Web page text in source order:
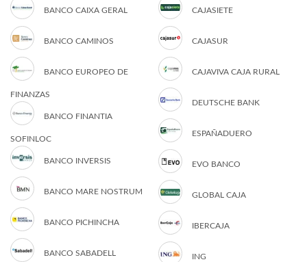
BANCO CAIXA GERAL
BANCO CAMINOS
BANCO EUROPEO DE
FINANZAS
BANCO FINANTIA
SOFINLOC
BANCO INVERSIS
BANCO MARE NOSTRUM
BANCO PICHINCHA
BANCO SABADELL
CAJASIETE
CAJASUR
CAJAVIVA CAJA RURAL
DEUTSCHE BANK
ESPAÑADUERO
EVO BANCO
GLOBAL CAJA
IBERCAJA
ING